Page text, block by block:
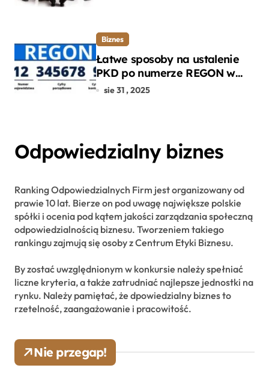
Biznes
Łatwe sposoby na ustalenie
PKD po numerze REGON w
kilku prostych krokach
sie 31 , 2025
Odpowiedzialny biznes
Ranking Odpowiedzialnych Firm jest organizowany od
prawie 10 lat. Bierze on pod uwagę największe polskie
spółki i ocenia pod kątem jakości zarządzania społeczną
odpowiedzialnością biznesu. Tworzeniem takiego
rankingu zajmują się osoby z Centrum Etyki Biznesu.
By zostać uwzględnionym w konkursie należy spełniać
liczne kryteria, a także zatrudniać najlepsze jednostki na
rynku. Należy pamiętać, że dpowiedzialny biznes to
rzetelność, zaangażowanie i pracowitość.
Nie przegap!